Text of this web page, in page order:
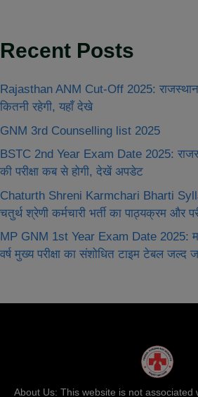
Recent Posts
Rajasthan ANM Cut-Off 2025:
कितनी रहेगी, यहाँ देखे
GNM 3rd Counselling list 2025
BSTC 2nd Year Exam Date 2025:
की परीक्षा कब से होगी, देखें अपडेट
Chaturth Shreni Karmchari Bharti
चतुर्थ श्रेणी कर्मचारी भर्ती का पाठ्यक्रम और
MP GNM 1st Year Exam Date 2025:
वर्ष मुख्‍य परीक्षा का संशोधित टाइम टेबल जल्द
About Us: This website is not associated